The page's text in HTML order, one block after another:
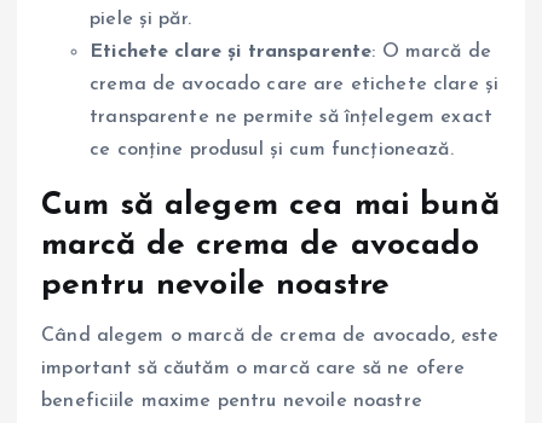
piele și păr.
Etichete clare și transparente: O marcă de
crema de avocado care are etichete clare și
transparente ne permite să înțelegem exact
ce conține produsul și cum funcționează.
Cum să alegem cea mai bună
marcă de crema de avocado
pentru nevoile noastre
Când alegem o marcă de crema de avocado, este
important să căutăm o marcă care să ne ofere
beneficiile maxime pentru nevoile noastre